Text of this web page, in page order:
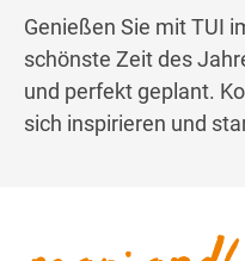
Genießen Sie mit TUI
schönste Zeit des
und perfekt geplant.
sich inspirieren und